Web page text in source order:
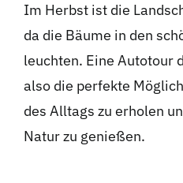
Im Herbst ist die
da die Bäume in den
leuchten. Eine Autotour
also die perfekte
des Alltags zu erholen
Natur zu genießen.